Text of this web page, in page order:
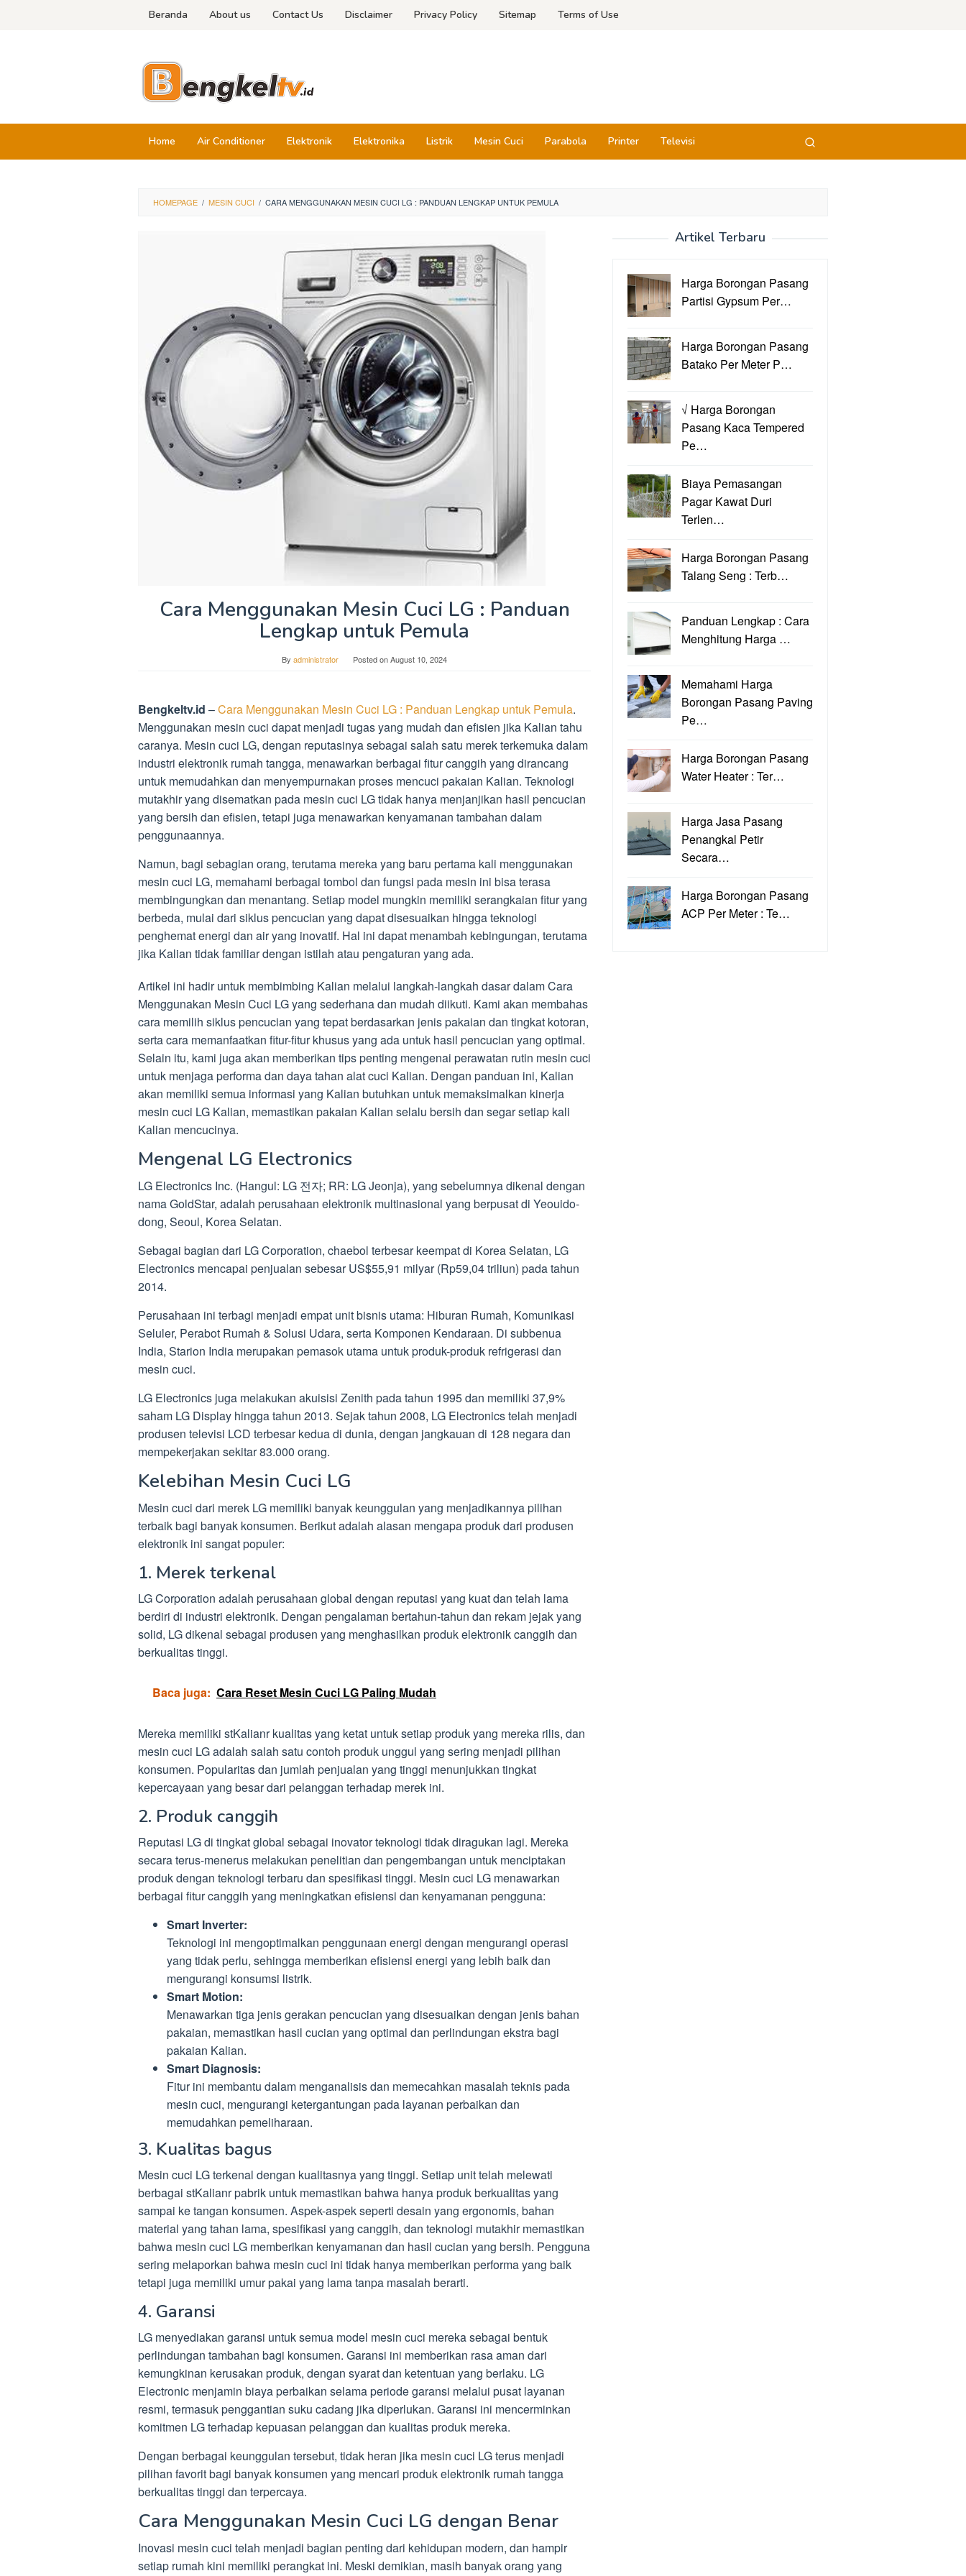
Beranda About us Contact Us Disclaimer Privacy Policy Sitemap Terms of Use
Home Air Conditioner Elektronik Elektronika Listrik Mesin Cuci Parabola Printer Televisi
HOMEPAGE / MESIN CUCI / CARA MENGGUNAKAN MESIN CUCI LG : PANDUAN LENGKAP UNTUK PEMULA
Cara Menggunakan Mesin Cuci LG : Panduan
Lengkap untuk Pemula
By administrator Posted onAugust 10, 2024
Bengkeltv.id –Cara Menggunakan Mesin Cuci LG : Panduan Lengkap untuk Pemula.
Menggunakan mesin cuci dapat menjadi tugas yang mudah dan efisien jika Kalian tahu
caranya. Mesin cuci LG, dengan reputasinya sebagai salah satu merek terkemuka dalam
industri elektronik rumah tangga, menawarkan berbagai fitur canggih yang dirancang
untuk memudahkan dan menyempurnakan proses mencuci pakaian Kalian. Teknologi
mutakhir yang disematkan pada mesin cuci LG tidak hanya menjanjikan hasil pencucian
yang bersih dan efisien, tetapi juga menawarkan kenyamanan tambahan dalam
penggunaannya.
Namun, bagi sebagian orang, terutama mereka yang baru pertama kali menggunakan
mesin cuci LG, memahami berbagai tombol dan fungsi pada mesin ini bisa terasa
membingungkan dan menantang. Setiap model mungkin memiliki serangkaian fitur yang
berbeda, mulai dari siklus pencucian yang dapat disesuaikan hingga teknologi
penghemat energi dan air yang inovatif. Hal ini dapat menambah kebingungan, terutama
jika Kalian tidak familiar dengan istilah atau pengaturan yang ada.
Artikel ini hadir untuk membimbing Kalian melalui langkah-langkah dasar dalam Cara
Menggunakan Mesin Cuci LG yang sederhana dan mudah diikuti. Kami akan membahas
cara memilih siklus pencucian yang tepat berdasarkan jenis pakaian dan tingkat kotoran,
serta cara memanfaatkan fitur-fitur khusus yang ada untuk hasil pencucian yang optimal.
Selain itu, kami juga akan memberikan tips penting mengenai perawatan rutin mesin cuci
untuk menjaga performa dan daya tahan alat cuci Kalian. Dengan panduan ini, Kalian
akan memiliki semua informasi yang Kalian butuhkan untuk memaksimalkan kinerja
mesin cuci LG Kalian, memastikan pakaian Kalian selalu bersih dan segar setiap kali
Kalian mencucinya.
Mengenal LG Electronics
LG Electronics Inc. (Hangul: LG 전자; RR: LG Jeonja), yang sebelumnya dikenal dengan
nama GoldStar, adalah perusahaan elektronik multinasional yang berpusat di Yeouido-
dong, Seoul, Korea Selatan.
Sebagai bagian dari LG Corporation, chaebol terbesar keempat di Korea Selatan, LG
Electronics mencapai penjualan sebesar US$55,91 milyar (Rp59,04 triliun) pada tahun
2014.
Perusahaan ini terbagi menjadi empat unit bisnis utama: Hiburan Rumah, Komunikasi
Seluler, Perabot Rumah & Solusi Udara, serta Komponen Kendaraan. Di subbenua
India, Starion India merupakan pemasok utama untuk produk-produk refrigerasi dan
mesin cuci.
LG Electronics juga melakukan akuisisi Zenith pada tahun 1995 dan memiliki 37,9%
saham LG Display hingga tahun 2013. Sejak tahun 2008, LG Electronics telah menjadi
produsen televisi LCD terbesar kedua di dunia, dengan jangkauan di 128 negara dan
mempekerjakan sekitar 83.000 orang.
Kelebihan Mesin Cuci LG
Mesin cuci dari merek LG memiliki banyak keunggulan yang menjadikannya pilihan
terbaik bagi banyak konsumen. Berikut adalah alasan mengapa produk dari produsen
elektronik ini sangat populer:
1. Merek terkenal
LG Corporation adalah perusahaan global dengan reputasi yang kuat dan telah lama
berdiri di industri elektronik. Dengan pengalaman bertahun-tahun dan rekam jejak yang
solid, LG dikenal sebagai produsen yang menghasilkan produk elektronik canggih dan
berkualitas tinggi.
Baca juga: Cara Reset Mesin Cuci LG Paling Mudah
Mereka memiliki stKalianr kualitas yang ketat untuk setiap produk yang mereka rilis, dan
mesin cuci LG adalah salah satu contoh produk unggul yang sering menjadi pilihan
konsumen. Popularitas dan jumlah penjualan yang tinggi menunjukkan tingkat
kepercayaan yang besar dari pelanggan terhadap merek ini.
2. Produk canggih
Reputasi LG di tingkat global sebagai inovator teknologi tidak diragukan lagi. Mereka
secara terus-menerus melakukan penelitian dan pengembangan untuk menciptakan
produk dengan teknologi terbaru dan spesifikasi tinggi. Mesin cuci LG menawarkan
berbagai fitur canggih yang meningkatkan efisiensi dan kenyamanan pengguna:
Smart Inverter:
Teknologi ini mengoptimalkan penggunaan energi dengan mengurangi operasi
yang tidak perlu, sehingga memberikan efisiensi energi yang lebih baik dan
mengurangi konsumsi listrik.
Smart Motion:
Menawarkan tiga jenis gerakan pencucian yang disesuaikan dengan jenis bahan
pakaian, memastikan hasil cucian yang optimal dan perlindungan ekstra bagi
pakaian Kalian.
Smart Diagnosis:
Fitur ini membantu dalam menganalisis dan memecahkan masalah teknis pada
mesin cuci, mengurangi ketergantungan pada layanan perbaikan dan
memudahkan pemeliharaan.
3. Kualitas bagus
Mesin cuci LG terkenal dengan kualitasnya yang tinggi. Setiap unit telah melewati
berbagai stKalianr pabrik untuk memastikan bahwa hanya produk berkualitas yang
sampai ke tangan konsumen. Aspek-aspek seperti desain yang ergonomis, bahan
material yang tahan lama, spesifikasi yang canggih, dan teknologi mutakhir memastikan
bahwa mesin cuci LG memberikan kenyamanan dan hasil cucian yang bersih. Pengguna
sering melaporkan bahwa mesin cuci ini tidak hanya memberikan performa yang baik
tetapi juga memiliki umur pakai yang lama tanpa masalah berarti.
4. Garansi
LG menyediakan garansi untuk semua model mesin cuci mereka sebagai bentuk
perlindungan tambahan bagi konsumen. Garansi ini memberikan rasa aman dari
kemungkinan kerusakan produk, dengan syarat dan ketentuan yang berlaku. LG
Electronic menjamin biaya perbaikan selama periode garansi melalui pusat layanan
resmi, termasuk penggantian suku cadang jika diperlukan. Garansi ini mencerminkan
komitmen LG terhadap kepuasan pelanggan dan kualitas produk mereka.
Dengan berbagai keunggulan tersebut, tidak heran jika mesin cuci LG terus menjadi
pilihan favorit bagi banyak konsumen yang mencari produk elektronik rumah tangga
berkualitas tinggi dan terpercaya.
Cara Menggunakan Mesin Cuci LG dengan Benar
Inovasi mesin cuci telah menjadi bagian penting dari kehidupan modern, dan hampir
setiap rumah kini memiliki perangkat ini. Meski demikian, masih banyak orang yang
Artikel Terbaru
Harga Borongan Pasang
Partisi Gypsum Per…
Harga Borongan Pasang
Batako Per Meter P…
√ Harga Borongan
Pasang Kaca Tempered
Pe…
Biaya Pemasangan
Pagar Kawat Duri
Terlen…
Harga Borongan Pasang
Talang Seng : Terb…
Panduan Lengkap : Cara
Menghitung Harga …
Memahami Harga
Borongan Pasang Paving
Pe…
Harga Borongan Pasang
Water Heater : Ter…
Harga Jasa Pasang
Penangkal Petir
Secara…
Harga Borongan Pasang
ACP Per Meter : Te…